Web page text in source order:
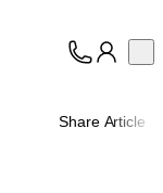
Share Article